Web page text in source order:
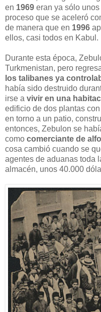
en 1969 eran ya sólo unos
proceso que se aceleró
de manera que en 1996
ellos, casi todos en Kabul.
Durante esta época,
Turkmenistan, pero
los talibanes ya
había sido destruido
irse a vivir en una
edificio de dos plantas
en torno a un patio,
entonces, Zebulon se
como comerciante de
cosa cambió cuando se
agentes de aduanas toda
almacén, unos 40.000